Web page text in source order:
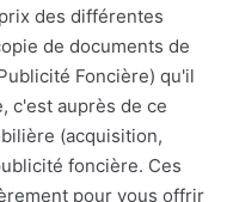
des différentes
de documents de
Foncière) qu'il
c'est auprès de ce
(acquisition,
foncière. Ces
pour vous offrir